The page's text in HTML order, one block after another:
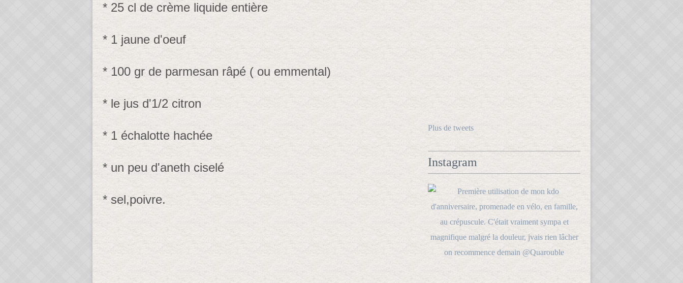
* 25 cl de crème liquide entière
* 1 jaune d'oeuf
* 100 gr de parmesan râpé ( ou emmental)
* le jus d'1/2 citron
* 1 échalotte hachée
* un peu d'aneth ciselé
* sel,poivre.
Plus de tweets
Instagram